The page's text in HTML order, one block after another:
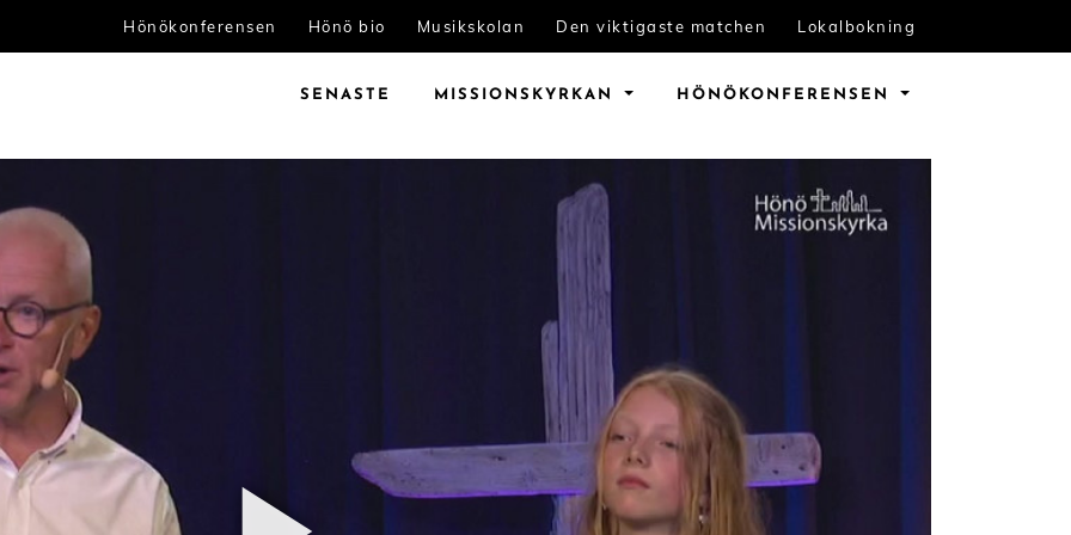
Hönökonferensen Hönö bio Musikskolan Den viktigaste matchen Lokalbokning
SENASTE MISSIONS KYRKAN HÖNÖ KONFERENSEN